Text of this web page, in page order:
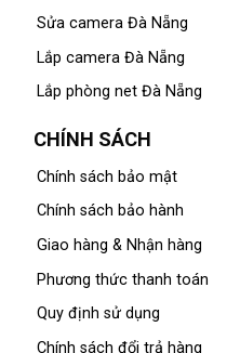
Sửa camera Đà Nẵng
Lắp camera Đà Nẵng
Lắp phòng net Đà Nẵng
CHÍNH SÁCH
Chính sách bảo mật
Chính sách bảo hành
Giao hàng & Nhận hàng
Phương thức thanh toán
Quy định sử dụng
Chính sách đổi trả hàng